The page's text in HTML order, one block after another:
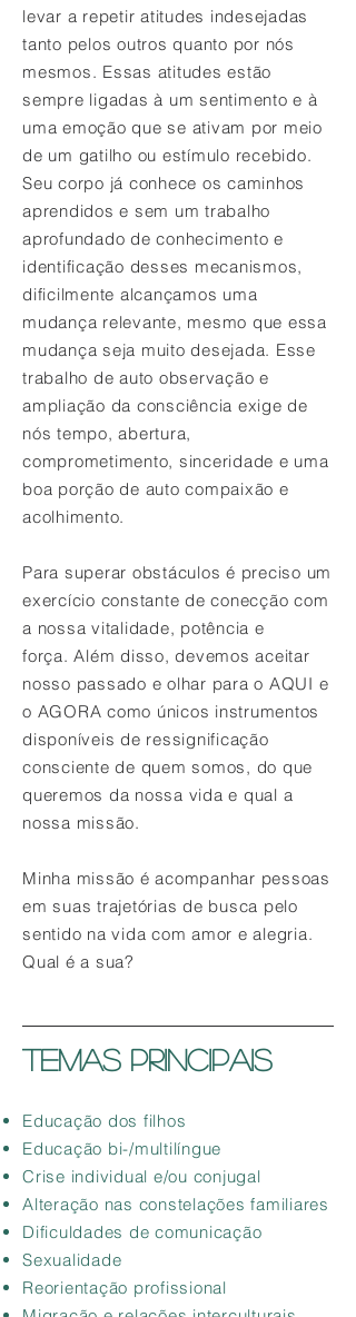
levar a repetir atitudes indesejadas
tanto pelos outros quanto por nós
mesmos. Essas atitudes estão
sempre ligadas à um sentimento e à
uma emoção que se ativam por meio
de um gatilho ou estímulo recebido.
Seu corpo já conhece os caminhos
aprendidos e sem um trabalho
aprofundado de conhecimento e
identificação desses mecanismos,
dificilmente alcançamos uma
mudança relevante, mesmo que essa
mudança seja muito desejada. Esse
trabalho de auto observação e
ampliação da consciência exige de
nós tempo, abertura,
comprometimento, sinceridade e uma
boa porção de auto compaixão e
acolhimento.
Para superar obstáculos é preciso um
exercício constante deconecção com
a nossa vitalidade, potência e
força. Além disso, devemos aceitar
nosso passado e olhar para o AQUI e
o AGORA como únicos instrumentos
disponíveis de ressignificação
consciente de quem somos, do que
queremos da nossa vida e qual a
nossa missão.
Minha missão é acompanhar pessoas
em suas trajetórias de busca pelo
sentido na vida com amor e alegria.
Qual é a sua?
TEMAS PRINCIPAIS
Educação dos filhos
Educação bi-/multilíngue
Crise individual e/ou conjugal
Alteração nas constelações familiares
Dificuldades de comunicação
Sexualidade
Reorientação profissional